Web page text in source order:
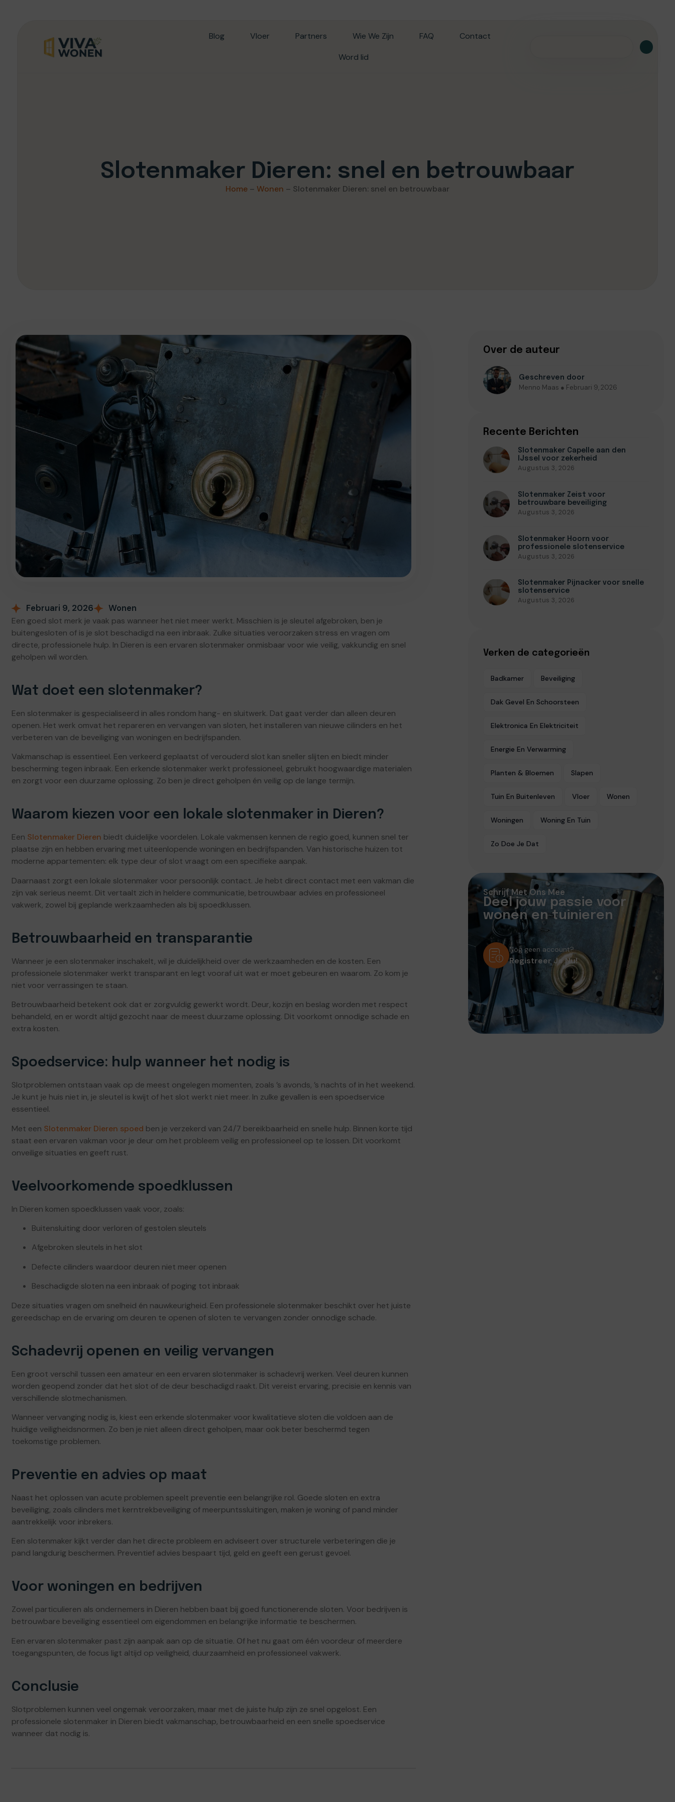
Blog Vloer Partners Wie We Zijn FAQ
Contact
Word lid
Slotenmaker Dieren: snel en betrouwbaar
Home– Wonen – Slotenmaker Dieren: snel en betrouwbaar
Februari 9, 2026 Wonen
Een goed slot merk je vaak pas wanneer het niet meer werkt. Misschien is je sleutel afgebroken, ben je
buitengesloten of is je slot beschadigd na een inbraak. Zulke situaties veroorzaken stress en vragen om
directe, professionele hulp. In Dieren is een ervaren slotenmaker onmisbaar voor wie veilig, vakkundig en snel
geholpen wil worden.
Wat doet een slotenmaker?
Een slotenmaker is gespecialiseerd in alles rondom hang- en sluitwerk. Dat gaat verder dan alleen deuren
openen. Het werk omvat het repareren en vervangen van sloten, het installeren van nieuwe cilinders en het
verbeteren van de beveiliging van woningen en bedrijfspanden.
Vakmanschap is essentieel. Een verkeerd geplaatst of verouderd slot kan sneller slijten en biedt minder
bescherming tegen inbraak. Een erkende slotenmaker werkt professioneel, gebruikt hoogwaardige materialen
en zorgt voor een duurzame oplossing. Zo ben je direct geholpen én veilig op de lange termijn.
Waarom kiezen voor een lokale slotenmaker in Dieren?
Een Slotenmaker Dieren biedt duidelijke voordelen. Lokale vakmensen kennen de regio goed, kunnen snel ter
plaatse zijn en hebben ervaring met uiteenlopende woningen en bedrijfspanden. Van historische huizen tot
moderne appartementen: elk type deur of slot vraagt om een specifieke aanpak.
Daarnaast zorgt een lokale slotenmaker voor persoonlijk contact. Je hebt direct contact met een vakman die
zijn vak serieus neemt. Dit vertaalt zich in heldere communicatie, betrouwbaar advies en professioneel
vakwerk, zowel bij geplande werkzaamheden als bij spoedklussen.
Betrouwbaarheid en transparantie
Wanneer je een slotenmaker inschakelt, wil je duidelijkheid over de werkzaamheden en de kosten. Een
professionele slotenmaker werkt transparant en legt vooraf uit wat er moet gebeuren en waarom. Zo kom je
niet voor verrassingen te staan.
Betrouwbaarheid betekent ook dat er zorgvuldig gewerkt wordt. Deur, kozijn en beslag worden met respect
behandeld, en er wordt altijd gezocht naar de meest duurzame oplossing. Dit voorkomt onnodige schade en
extra kosten.
Spoedservice: hulp wanneer het nodig is
Slotproblemen ontstaan vaak op de meest ongelegen momenten, zoals ’s avonds, ’s nachts of in het weekend.
Je kunt je huis niet in, je sleutel is kwijt of het slot werkt niet meer. In zulke gevallen is een spoedservice
essentieel.
Met een Slotenmaker Dieren spoed ben je verzekerd van 24/7 bereikbaarheid en snelle hulp. Binnen korte tijd
staat een ervaren vakman voor je deur om het probleem veilig en professioneel op te lossen. Dit voorkomt
onveilige situaties en geeft rust.
Veelvoorkomende spoedklussen
In Dieren komen spoedklussen vaak voor, zoals:
Buitensluiting door verloren of gestolen sleutels
Afgebroken sleutels in het slot
Defecte cilinders waardoor deuren niet meer openen
Beschadigde sloten na een inbraak of poging tot inbraak
Deze situaties vragen om snelheid én nauwkeurigheid. Een professionele slotenmaker beschikt over het juiste
gereedschap en de ervaring om deuren te openen of sloten te vervangen zonder onnodige schade.
Schadevrij openen en veilig vervangen
Een groot verschil tussen een amateur en een ervaren slotenmaker is schadevrij werken. Veel deuren kunnen
worden geopend zonder dat het slot of de deur beschadigd raakt. Dit vereist ervaring, precisie en kennis van
verschillende slotmechanismen.
Wanneer vervanging nodig is, kiest een erkende slotenmaker voor kwalitatieve sloten die voldoen aan de
huidige veiligheidsnormen. Zo ben je niet alleen direct geholpen, maar ook beter beschermd tegen
toekomstige problemen.
Preventie en advies op maat
Naast het oplossen van acute problemen speelt preventie een belangrijke rol. Goede sloten en extra
beveiliging, zoals cilinders met kerntrekbeveiliging of meerpuntssluitingen, maken je woning of pand minder
aantrekkelijk voor inbrekers.
Een slotenmaker kijkt verder dan het directe probleem en adviseert over structurele verbeteringen die je
pand langdurig beschermen. Preventief advies bespaart tijd, geld en geeft een gerust gevoel.
Voor woningen en bedrijven
Zowel particulieren als ondernemers in Dieren hebben baat bij goed functionerende sloten. Voor bedrijven is
betrouwbare beveiliging essentieel om eigendommen en belangrijke informatie te beschermen.
Een ervaren slotenmaker past zijn aanpak aan op de situatie. Of het nu gaat om één voordeur of meerdere
toegangspunten, de focus ligt altijd op veiligheid, duurzaamheid en professioneel vakwerk.
Conclusie
Slotproblemen kunnen veel ongemak veroorzaken, maar met de juiste hulp zijn ze snel opgelost. Een
professionele slotenmaker in Dieren biedt vakmanschap, betrouwbaarheid en een snelle spoedservice
wanneer dat nodig is.
Over de auteur
Geschreven door
Menno Maas ● Februari 9, 2026
Recente Berichten
Slotenmaker Capelle aan den
IJssel voor zekerheid
Augustus 3, 2026
Slotenmaker Zeist voor
betrouwbare beveiliging
Augustus 3, 2026
Slotenmaker Hoorn voor
professionele slotenservice
Augustus 3, 2026
Slotenmaker Pijnacker voor snelle
slotenservice
Augustus 3, 2026
Verken de categorieën
Badkamer Beveiliging
Dak Gevel En Schoorsteen
Elektronica En Elektriciteit
Energie En Verwarming
Planten & Bloemen Slapen
Tuin En Buitenleven Vloer Wonen
Woningen Woning En Tuin
Zo Doe Je Dat
Schrijf Met Ons Mee
Deel jouw passie voor
wonen en tuinieren
Nog geen account?
Registreer Je Nu!